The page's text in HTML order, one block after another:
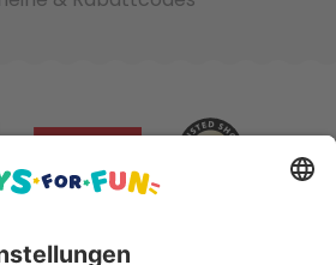
bezahlen mit: